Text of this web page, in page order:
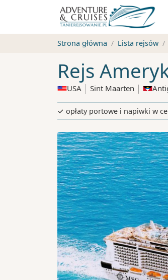
Strona główna Lista rejsów
Rejs
USA Sint Maarten
✓ opłaty portowe i napiwki w